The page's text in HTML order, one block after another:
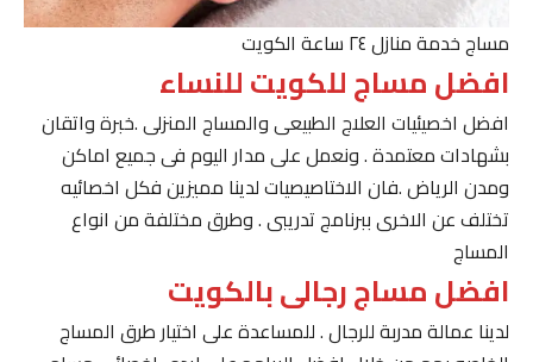
مساج خدمة منازل ٢٤ ساعة الكويت
افضل مساج للكويت للنساء
افضل اخصيئيات العلاج الطبيعى والمساج المنزلى .خبرة واتقان
بشهادات معتمدة . ونعمل على مدار اليوم فى جميع اماكن
ومدن الرياض .فان الاختاصيصيات لدينا مميزين فكل اخصائيه
تختلف عن الاخرى ببرنامج تدريبى . وطرق مختلفة من انواع
المساج
افضل مساج رجالى بالكويت
لدينا عمالة مدربة للرجال . للمساعدة على اختيار طرق المساج